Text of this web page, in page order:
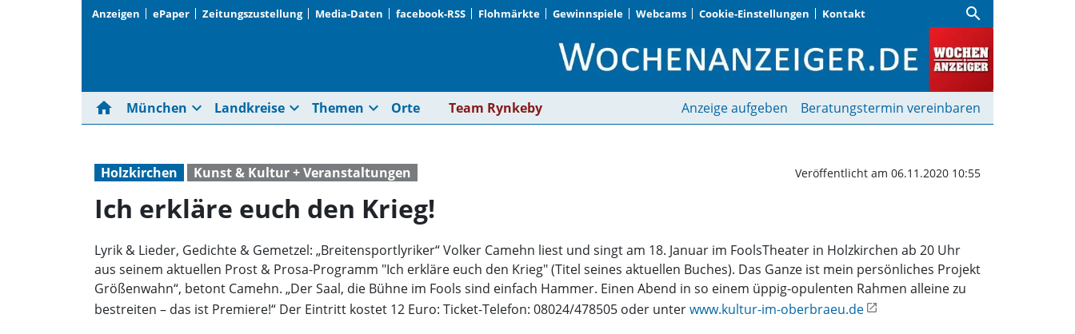
Anzeigen ePaper Zeitungszustellung Media-Daten facebook-RSS Flohmärkte Gewinnspiele Webcams Cookie-Einstellungen Kontakt search
Ich erkläre euch den Krieg! | Wochenanzeiger
home München expand_more Landkreise expand_more Themen expand_more Orte Team Rynkeby Anzeige aufgeben Beratungstermin vereinbaren
Holzkirchen Kunst & Kultur + Veranstaltungen Veröffentlicht am 06.11.2020 10:55
Ich erkläre euch den Krieg!
Lyrik & Lieder, Gedichte & Gemetzel: „Breitensportlyriker“ Volker Camehn liest und singt am 18. Januar im FoolsTheater in Holzkirchen ab 20 Uhr
aus seinem aktuellen Prost & Prosa-Programm "Ich erkläre euch den Krieg" (Titel seines aktuellen Buches). Das Ganze ist mein persönliches Projekt
Größenwahn“, betont Camehn. „Der Saal, die Bühne im Fools sind einfach Hammer. Einen Abend in so einem üppig-opulenten Rahmen alleine zu
bestreiten – das ist Premiere!“ Der Eintritt kostet 12 Euro: Ticket-Telefon: 08024/478505 oder unterwww.kultur-im-oberbraeu.de